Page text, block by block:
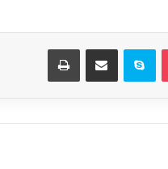
سكايب مشاركة عبر البريد
6000 جنيه